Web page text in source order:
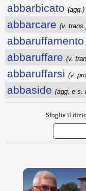
abbarbicato (agg.)
abbarcare (v.
abbaruffamento
abbaruffare (v.
abbaruffarsi (v.
abbaside (agg. e s.
Sfoglia il